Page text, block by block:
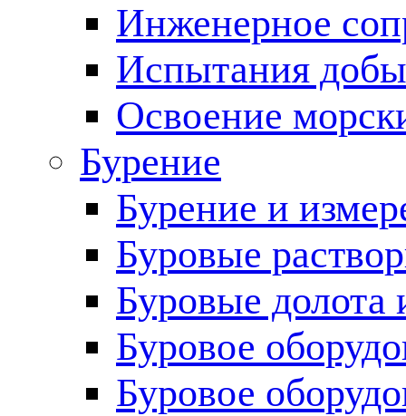
Инженерное
Испытания
Освоение
Бурение
Бурение и
Буровые
Буровые долота
Буровое
Буровое